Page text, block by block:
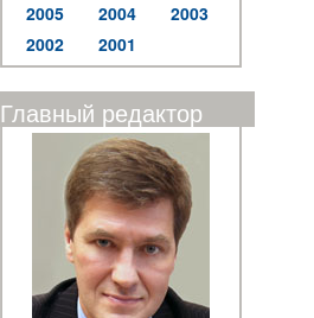
2005
2004
2003
2002
2001
Главный редактор